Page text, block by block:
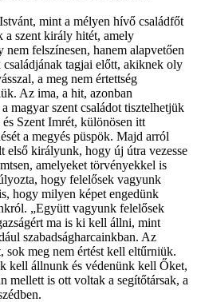
mint a mélyen hívő családfőt
a szent király hitét, amely
felszínesen, hanem alapvetően
tagjai előtt, akiknek oly
a meg nem értettség
Az ima, a hit, azonban
magyar szent családot tisztelhetjük
Szent Imrét, különösen itt
a megyés püspök. Majd arról
első királyunk, hogy új útra vezesse
amelyeket törvényekkel is
hogy felelősek vagyunk
hogy milyen képet engedünk
„Együtt vagyunk felelősek
ma is ki kell állni, mint
szabadságharcainkban. Az
sok meg nem értést kell eltűrniük.
kell állnunk és védenünk kell Őket,
mellett is ott voltak a segítőtársak, a